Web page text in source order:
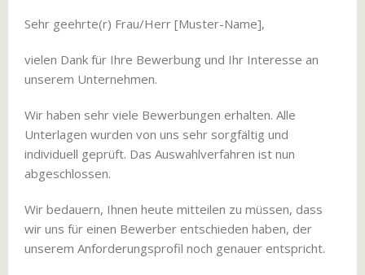
Sehr geehrte(r) Frau/Herr [Muster-Name],
vielen Dank für Ihre Bewerbung und Ihr Interesse an
unserem Unternehmen.
Wir haben sehr viele Bewerbungen erhalten. Alle
Unterlagen wurden von uns sehr sorgfältig und
individuell geprüft. Das Auswahlverfahren ist nun
abgeschlossen.
Wir bedauern, Ihnen heute mitteilen zu müssen, dass
wir uns für einen Bewerber entschieden haben, der
unserem Anforderungsprofil noch genauer entspricht.